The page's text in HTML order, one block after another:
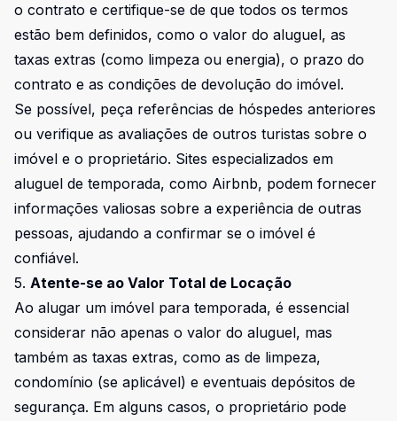
o contrato e certifique-se de que todos os termos
estão bem definidos, como o valor do aluguel, as
taxas extras (como limpeza ou energia), o prazo do
contrato e as condições de devolução do imóvel.
Se possível, peça referências de hóspedes anteriores
ou verifique as avaliações de outros turistas sobre o
imóvel e o proprietário. Sites especializados em
aluguel de temporada, como Airbnb, podem fornecer
informações valiosas sobre a experiência de outras
pessoas, ajudando a confirmar se o imóvel é
confiável.
5. Atente-se ao Valor Total de Locação
Ao alugar um imóvel para temporada, é essencial
considerar não apenas o valor do aluguel, mas
também as taxas extras, como as de limpeza,
condomínio (se aplicável) e eventuais depósitos de
segurança. Em alguns casos, o proprietário pode